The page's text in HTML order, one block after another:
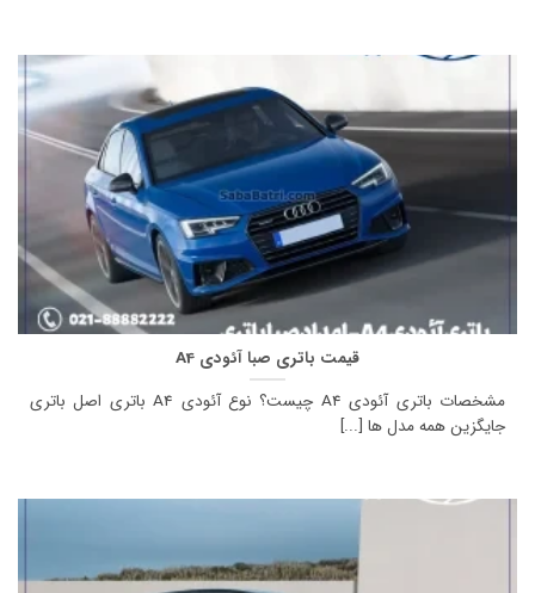
قیمت باتری صبا آئودی A4
مشخصات باتری آئودی A4 چیست؟ نوع آئودی A4 باتری اصل باتری
جایگزین همه مدل ها [...]